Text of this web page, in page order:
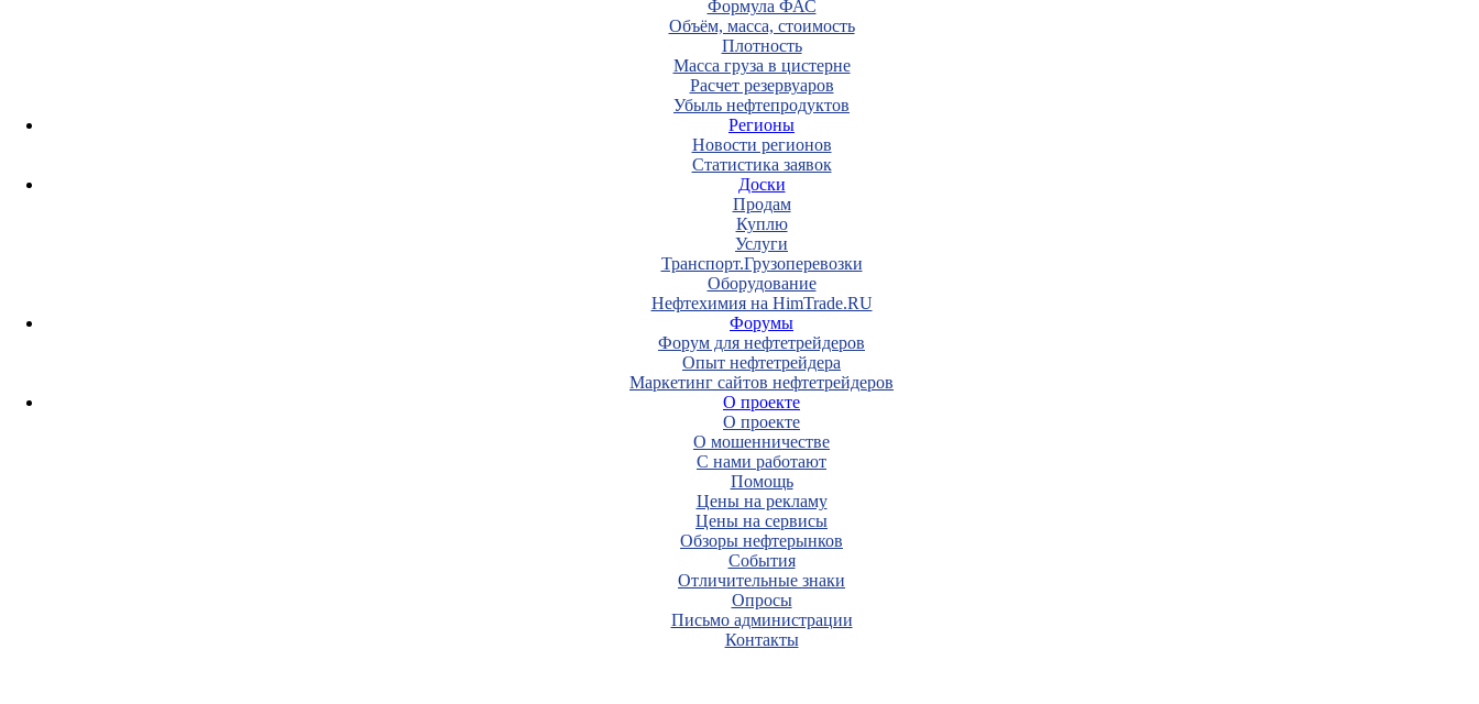
Формула ФАС
Объём, масса, стоимость
Плотность
Масса груза в цистерне
Расчет резервуаров
Убыль нефтепродуктов
Регионы
Новости регионов
Статистика заявок
Доски
Продам
Куплю
Услуги
Транспорт.Грузоперевозки
Оборудование
Нефтехимия на HimTrade.RU
Форумы
Форум для нефтетрейдеров
Опыт нефтетрейдера
Маркетинг сайтов нефтетрейдеров
О проекте
О проекте
О мошенничестве
С нами работают
Помощь
Цены на рекламу
Цены на сервисы
Обзоры нефтерынков
События
Отличительные знаки
Опросы
Письмо администрации
Контакты